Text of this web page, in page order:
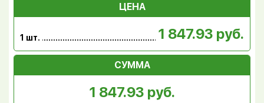
ЦЕНА
1 шт. 1 847.93 руб.
СУММА
1 847.93 руб.